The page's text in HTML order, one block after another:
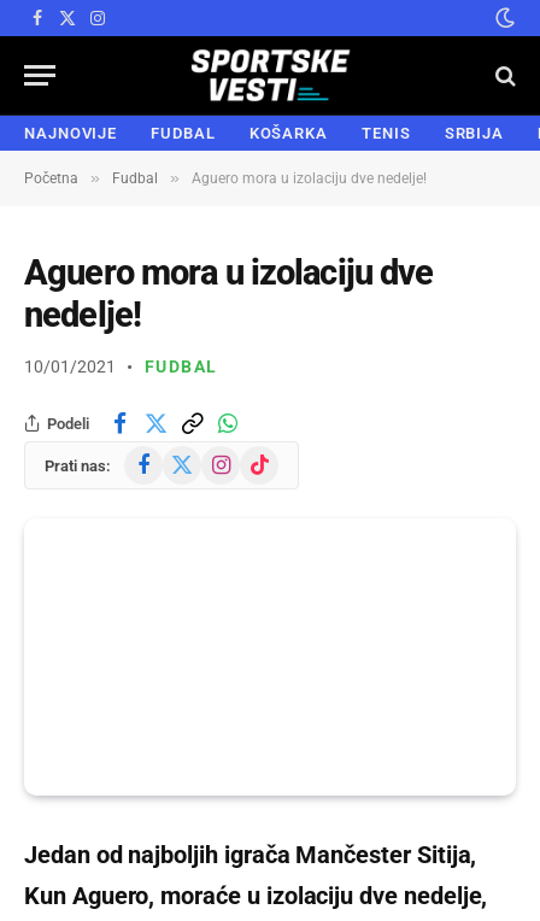
Facebook
X
Instagram
NAJNOVIJE FUDBAL KOŠARKA TENIS SRBIJA
Početna » Fudbal » Aguero mora u izolaciju dve nedelje!
Aguero mora u izolaciju dve
nedelje!
10/01/2021 FUDBAL
Podeli
Prati nas: Facebook Instagram
TikTok
Jedan od najboljih igrača Mančester Sitija,
Kun Aguero, moraće u izolaciju dve nedelje,